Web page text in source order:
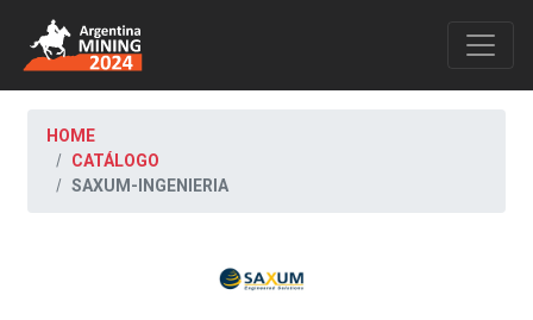
HOME
CATÁLOGO
SAXUM-INGENIERIA